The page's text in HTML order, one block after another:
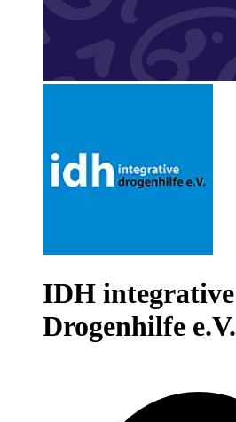
IDH integrative
Drogenhilfe e.V.